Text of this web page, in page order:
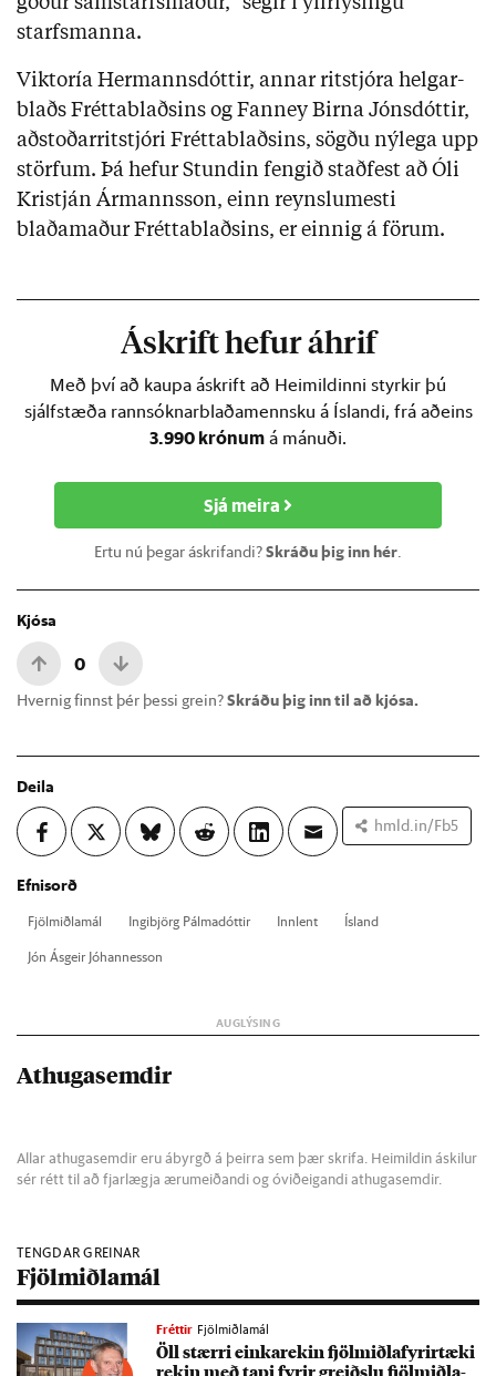
starfsmanna.
Vikt­oría Her­manns­dóttir, annar rit­stjóra helg­ar­
blaðs Frétta­blaðs­ins og Fanney Birna Jóns­dótt­ir,
aðstoð­ar­rit­stjóri Frétta­blaðs­ins, sögðu nýlega upp
störfum. Þá hefur Stundin fengið staðfest að Óli
Kristján Ármannsson, einn reynslumesti
blaðamaður Fréttablaðsins, er einnig á förum.
Áskrift hefur áhrif
Með því að kaupa áskrift að Heimildinni styrkir þú
sjálfstæða rannsóknarblaðamennsku á Íslandi, frá aðeins
3.990 krónum á mánuði.
Sjá meira
Ertu nú þegar áskrifandi?Skráðu þig inn hér.
Kjósa
0
Hvernig finnst þér þessi grein?Skráðu þig inn til að kjósa.
Deila
hmld.in/Fb5
Efnisorð
Fjöl­miðla­mál Ingi­björg Pálma­dótt­ir Inn­lent
Ís­land
Jón Ás­geir Jó­hann­es­son
Athugasemdir
Allar athugasemdir eru ábyrgð á þeirra sem þær skrifa. Heimildin áskilur
sér rétt til að fjarlægja ærumeiðandi og óviðeigandi athugasemdir.
TENGDAR GREINAR
Fjölmiðlamál
Fréttir Fjölmiðlamál
Öll stærri einka­rek­in fjöl­miðla­fyr­ir­tæki